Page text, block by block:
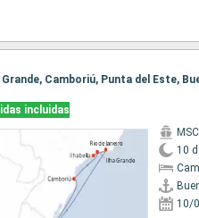
Camboriú, Punta del Este,
incluidas
10 d
10/